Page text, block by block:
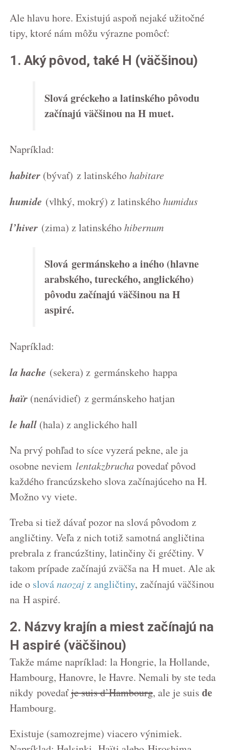
Ale hlavu hore. Existujú aspoň nejaké užitočné
tipy, ktoré nám môžu výrazne pomôcť:
1. Aký pôvod, také H (väčšinou)
Slová gréckeho a latinského pôvodu
začínajú väčšinou na H muet.
Napríklad:
habiter (bývať) z latinskéhohabitare
humide (vlhký, mokrý) z latinskéhohumidus
l’hiver (zima) z latinskéhohibernum
Slová germánskeho a iného (hlavne
arabského, tureckého, anglického)
pôvodu začínajú väčšinou na H
aspiré.
Napríklad:
la hache (sekera) z germánskeho happa
haïr (nenávidieť) z germánskeho hatjan
le hall (hala) z anglického hall
Na prvý pohľad to síce vyzerá pekne, ale ja
osobne neviem lentakzbruchapovedať pôvod
každého francúzskeho slova začínajúceho na H.
Možno vy viete.
Treba si tiež dávať pozor na slová pôvodom z
angličtiny. Veľa z nich totiž samotná angličtina
prebrala z francúzštiny, latinčiny či gréčtiny. V
takom prípade začínajú zväčša na H muet. Ale ak
ide o slovánaozajz angličtiny, začínajú väčšinou
na H aspiré.
2. Názvy krajín a miest začínajú na
H aspiré (väčšinou)
Takže máme napríklad: la Hongrie, la Hollande,
Hambourg, Hanovre, le Havre. Nemali by ste teda
nikdy povedaťje suis d’Hambourg, ale je suis de
Hambourg.
Existuje (samozrejme) viacero výnimiek.